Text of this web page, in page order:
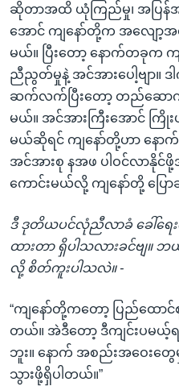
ဆိုတာအထိ ယုံကြည်မှု၊ အပြန်
အောင် ကျနော်တို့က အလျေ
မယ်။ ပြီးတော့ နောက်တခုက
ညီညွတ်မှုနဲ့ အင်အားပေါ့ဗျာ။
ဆက်လက်ပြီးတော့ တည်ဆေ
မယ်။ အင်အားကြီးအောင် ကြို
မယ်ဆိုရင် ကျနော်တို့ဟာ နေ
အင်အားစု နအဖ ပါဝင်လာ
ကောင်းမယ်လို့ ကျနော်တို့ ပြော
ဒီ ဒုတိယပင်လုံညီလာခံ ခေါ်ရေ
ထားတာ ရှိပါသလားခင်ဗျ။
လို့ စိတ်ကူးပါသလဲ။ -
“ကျနော်တို့ကတော့ ပြည်ထောင်
တယ်။ အဲဒီတော့ ဒီကျင်းပမ
ဘူး။ နောက် အစည်းအဝေးတွေမှ
သွားဖို့ရှိပါတယ်။”